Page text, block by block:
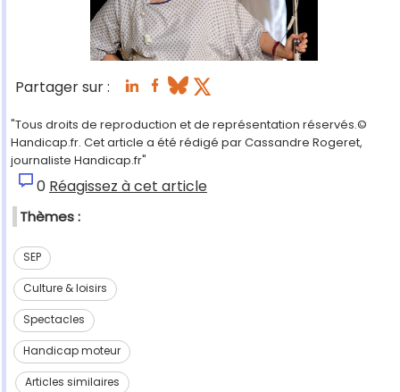
Partager sur :
"Tous droits de reproduction et de représentation réservés.©
Handicap.fr. Cet article a été rédigé par Cassandre Rogeret,
journaliste Handicap.fr"
0 Réagissez à cet article
Thèmes :
SEP
Culture & loisirs
Spectacles
Handicap moteur
Articles similaires